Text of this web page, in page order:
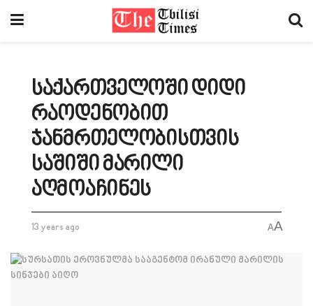
საქართველოში დიდი
რაოდენობით
ჯანმრთელობისთვის
საშიში მარილი
აღმოაჩინეს
13 years ago AA